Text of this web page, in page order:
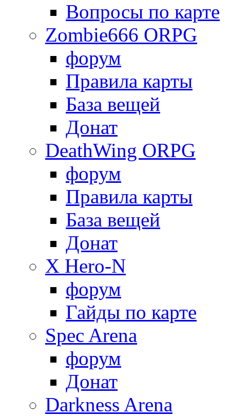
Вопросы по карте
Zombie666 ORPG
форум
Правила карты
База вещей
Донат
DeathWing ORPG
форум
Правила карты
База вещей
Донат
X Hero-N
форум
Гайды по карте
Spec Arena
форум
Донат
Darkness Arena